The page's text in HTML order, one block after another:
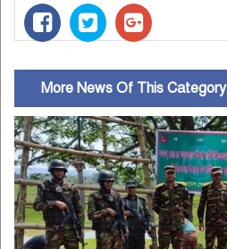
More News Of This Category